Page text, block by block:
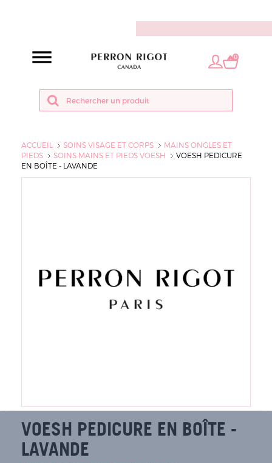
0
ACCUEIL SOINS VISAGE ET CORPS
MAINS ONGLES ET
PIEDS
SOINS MAINS ET PIEDS VOESH
VOESH PEDICURE
EN BOÎTE - LAVANDE
VOESH PEDICURE EN BOÎTE -
LAVANDE